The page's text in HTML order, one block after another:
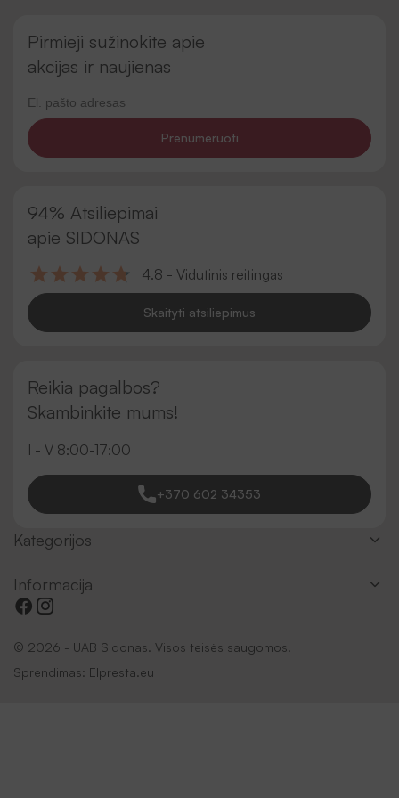
Pirmieji sužinokite apie
akcijas ir naujienas
Prenumeruoti
94% Atsiliepimai
apie SIDONAS
4.8 - Vidutinis reitingas
Skaityti atsiliepimus
Reikia pagalbos?
Skambinkite mums!
I - V 8:00-17:00
+370 602 34353
Kategorijos
Informacija
© 2026 - UAB Sidonas. Visos teisės saugomos.
Sprendimas: Elpresta.eu